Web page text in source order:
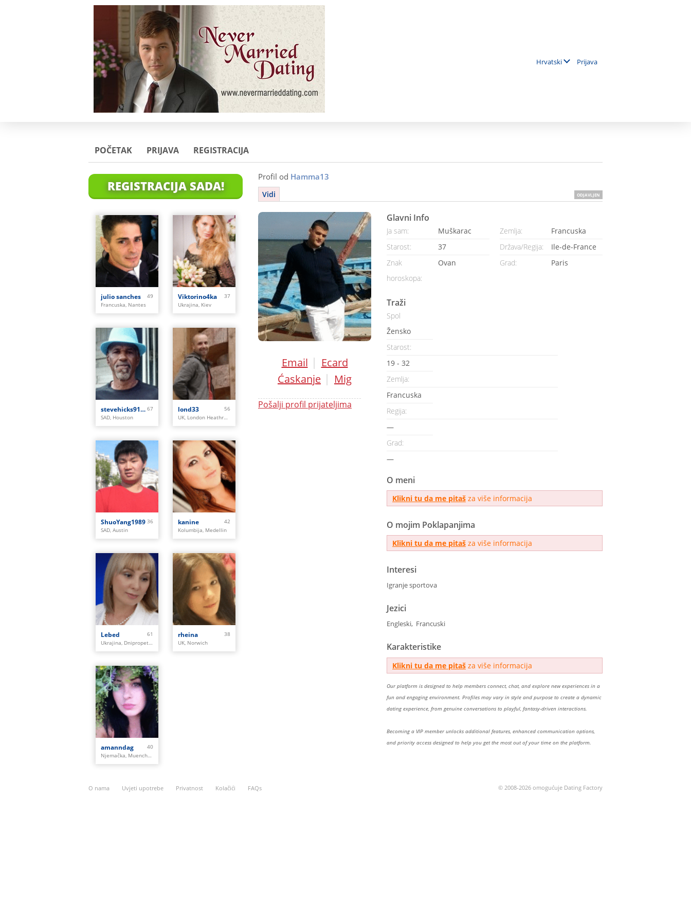
Hrvatski Prijava
POČETAK PRIJAVA REGISTRACIJA
REGISTRACIJA SADA!
julio sanches
49
Francuska, Nantes
Viktorino4ka
37
Ukrajina, Kiev
stevehicks9104 67
SAD, Houston
lond33
56
UK, London Heathrow Airport
ShuoYang1989 36
SAD, Austin
kanine
42
Kolumbija, Medellin
Lebed
61
Ukrajina, Dnipropetrovs'k
rheina
38
UK, Norwich
amanndag
40
Njemačka, Muenchen
Profil od Hamma13
Vidi ODJAVLJEN
Email | Ecard
Ćaskanje | Mig
Pošalji profil prijateljima
Glavni Info
Ja sam:
Muškarac
Starost:
37
Znak
horoskopa:
Ovan
Zemlja:
Francuska
Država/Regija:
Ile-de-France
Grad:
Paris
Traži
Spol
Žensko
Starost:
19 - 32
Zemlja:
Francuska
Regija:
—
Grad:
—
O meni
Klikni tu da me pitaš za više informacija
O mojim Poklapanjima
Klikni tu da me pitaš za više informacija
Interesi
Igranje sportova
Jezici
Engleski, Francuski
Karakteristike
Klikni tu da me pitaš za više informacija
Our platform is designed to help members connect, chat, and explore new experiences in a
fun and engaging environment. Profiles may vary in style and purpose to create a dynamic
dating experience, from genuine conversations to playful, fantasy-driven interactions.
Becoming a VIP member unlocks additional features, enhanced communication options,
and priority access designed to help you get the most out of your time on the platform.
O nama Uvjeti upotrebe Privatnost Kolačići FAQs © 2008-2026 omogućuje Dating Factory